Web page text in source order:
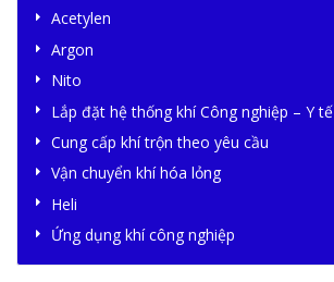
Acetylen
Argon
Nito
Lắp đặt hệ thống khí Công nghiệp – Y tế
Cung cấp khí trộn theo yêu cầu
Vận chuyển khí hóa lỏng
Heli
Ứng dụng khí công nghiệp